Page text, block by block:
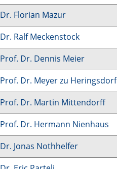
Dr. Florian Mazur
Dr. Ralf Meckenstock
Prof. Dr. Dennis Meier
Prof. Dr. Meyer zu Heringsdorf
Prof. Dr. Martin Mittendorff
Prof. Dr. Hermann Nienhaus
Dr. Jonas Nothhelfer